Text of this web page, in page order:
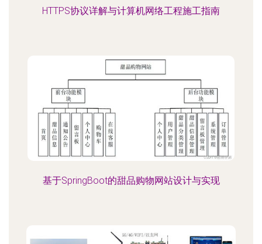
HTTPS协议详解与计算机网络工程施工指南
基于SpringBoot的甜品购物网站设计与实现